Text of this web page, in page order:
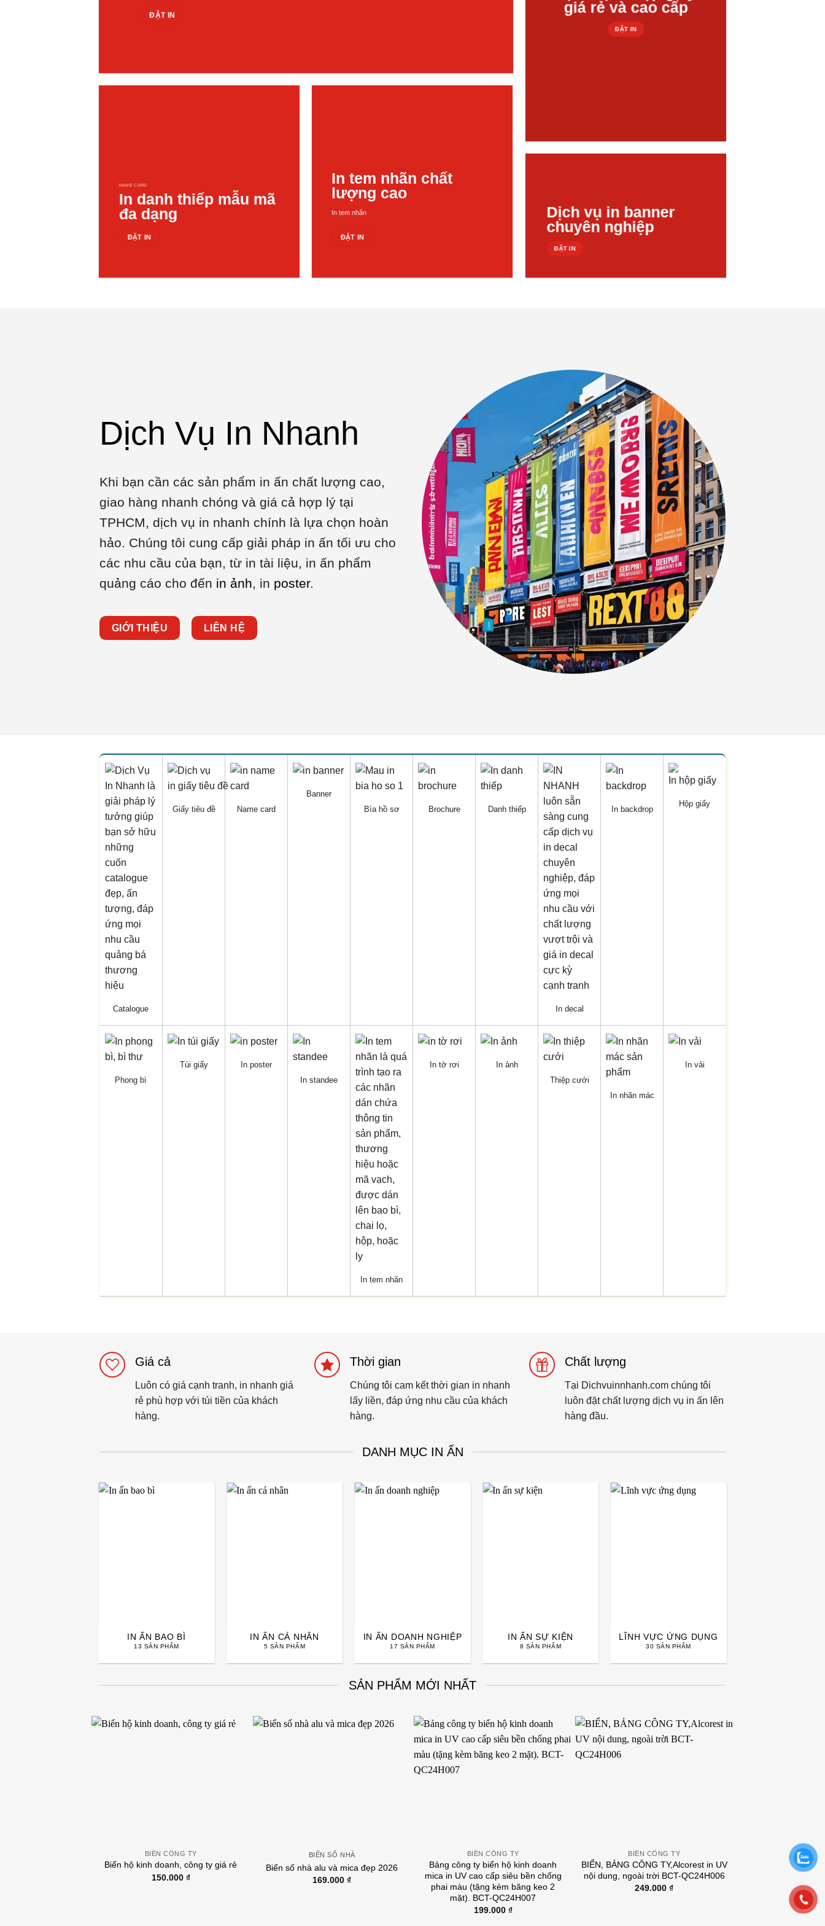
ĐẶT IN
giá rẻ và cao cấp
ĐẶT IN
NAME CARD
In danh thiếp mẫu mã
đa dạng
ĐẶT IN
In tem nhãn chất
lượng cao
In tem nhãn
ĐẶT IN
Dịch vụ in banner
chuyên nghiệp
ĐẶT IN
Dịch Vụ In Nhanh
Khi bạn cần các sản phẩm in ấn chất lượng cao,
giao hàng nhanh chóng và giá cả hợp lý tại
TPHCM, dịch vụ in nhanh chính là lựa chọn hoàn
hảo. Chúng tôi cung cấp giải pháp in ấn tối ưu cho
các nhu cầu của bạn, từ in tài liệu, in ấn phẩm
quảng cáo cho đến in ảnh, in poster.
GIỚI THIỆU LIÊN HỆ
Catalogue
Giấy tiêu đề Name card
Banner
Bìa hồ sơ
Brochure Danh thiếp
In decal
In backdrop
Hộp giấy
Phong bì
Túi giấy
In poster
In standee
In tem nhãn
In tờ rơi
In ảnh
Thiệp cưới
In nhãn mác
In vải
Giá cả
Luôn có giá cạnh tranh, in nhanh giá
rẻ phù hợp với túi tiền của khách
hàng.
Thời gian
Chúng tôi cam kết thời gian in nhanh
lấy liền, đáp ứng nhu cầu của khách
hàng.
Chất lượng
Tại Dichvuinnhanh.com chúng tôi
luôn đặt chất lượng dịch vụ in ấn lên
hàng đầu.
DANH MỤC IN ẤN
IN ẤN BAO BÌ
13 SẢN PHẨM
IN ẤN CÁ NHÂN
5 SẢN PHẨM
IN ẤN DOANH NGHIỆP
17 SẢN PHẨM
IN ẤN SỰ KIỆN
8 SẢN PHẨM
LĨNH VỰC ỨNG DỤNG
30 SẢN PHẨM
SẢN PHẨM MỚI NHẤT
BIỂN CÔNG TY
Biển hộ kinh doanh, công ty giá rẻ
150.000 ₫
BIỂN SỐ NHÀ
Biển số nhà alu và mica đẹp 2026
169.000₫
BIỂN CÔNG TY
Bảng công ty biển hộ kinh doanh
mica in UV cao cấp siêu bền chống
phai màu (tặng kèm băng keo 2
mặt). BCT-QC24H007
199.000 ₫
BIỂN CÔNG TY
BIỂN, BẢNG CÔNG TY,Alcorest in UV
nội dung, ngoài trời BCT-QC24H006
249.000₫